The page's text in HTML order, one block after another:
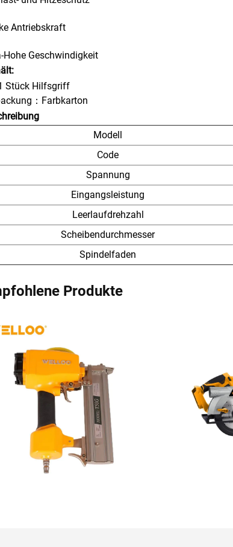
Antriebskraft
Hohe Geschwindigkeit
Stück Hilfsgriff
：Farbkarton
Modell
Code
Spannung
Eingangsleistung
Leerlaufdrehzahl
Scheibendurchmesser
Spindelfaden
Produkte